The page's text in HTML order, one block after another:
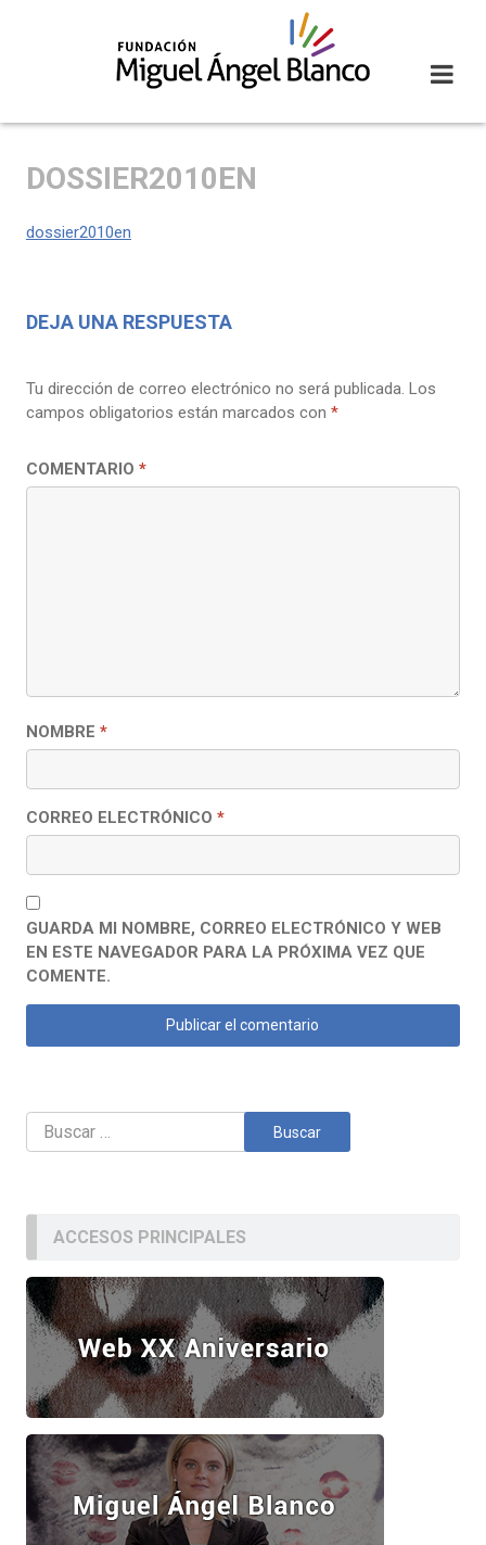
DOSSIER2010EN
dossier2010en
DEJA UNA RESPUESTA
Tu dirección de correo electrónico no será publicada. Los
campos obligatorios están marcados con *
COMENTARIO *
NOMBRE *
CORREO ELECTRÓNICO *
GUARDA MI NOMBRE, CORREO ELECTRÓNICO Y WEB
EN ESTE NAVEGADOR PARA LA PRÓXIMA VEZ QUE
COMENTE.
Buscar:
ACCESOS PRINCIPALES